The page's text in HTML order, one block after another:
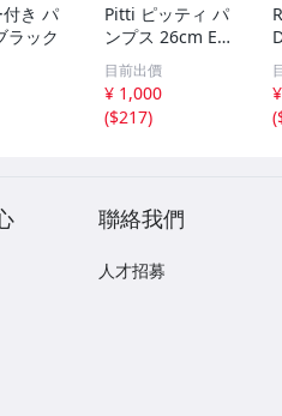
付き パ
ラック
Pitti ピッティ パ
ンプス 26cm EE
ベージュ 日本製
ローヒール
目前出價
¥ 1,000
($217)
(
聯絡我們
人才招募